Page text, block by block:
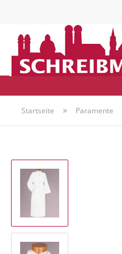
Startseite » Paramente